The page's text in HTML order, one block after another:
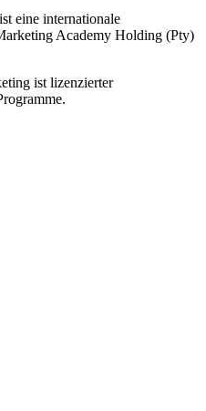
eine internationale
Academy Holding (Pty)
ist lizenzierter